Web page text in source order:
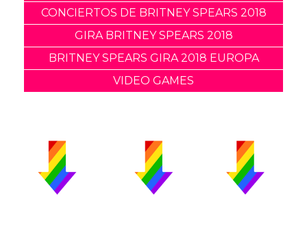
CONCIERTOS DE BRITNEY SPEARS 2018
GIRA BRITNEY SPEARS 2018
BRITNEY SPEARS GIRA 2018 EUROPA
VIDEO GAMES